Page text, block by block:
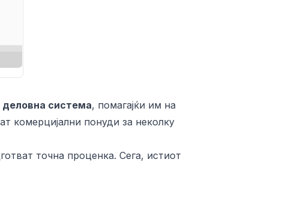
система, помагајќи им на
комерцијални понуди за неколку
точна проценка. Сега, истиот